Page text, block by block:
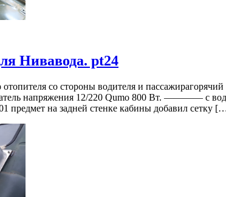
Нивавода. pt24
со стороны водителя и
напряжения 12/220 Qumo 800 Вт. ———— с
предмет на задней стенке кабины добавил сетку